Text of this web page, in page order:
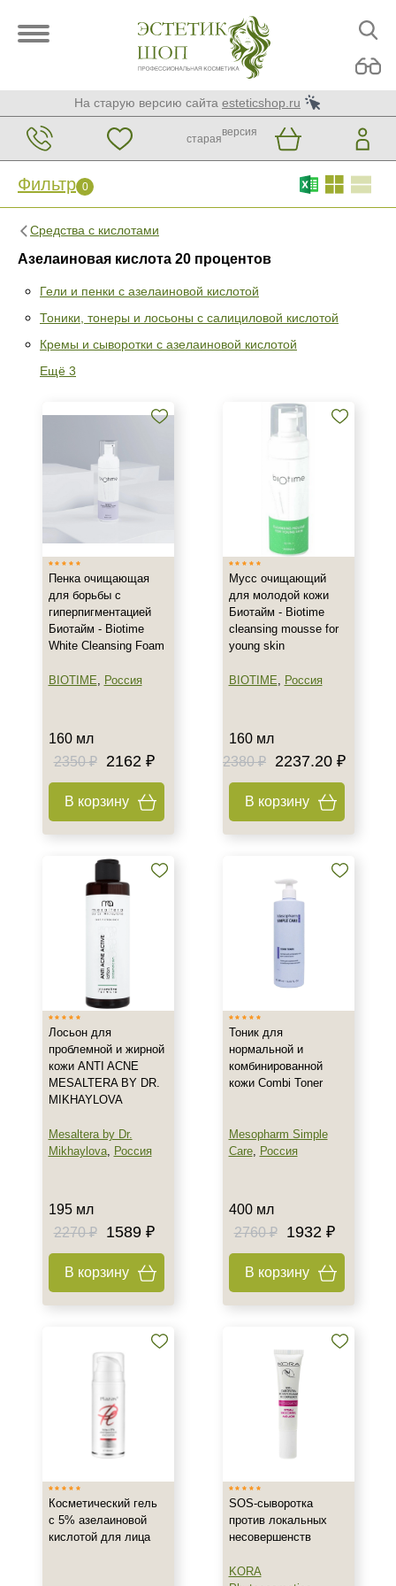
На старую версию сайта esteticshop.ru
старая
версия
Фильтр 0
Средства с кислотами
Азелаиновая кислота 20 процентов
Гели и пенки с азелаиновой кислотой
Тоники, тонеры и лосьоны с салициловой кислотой
Кремы и сыворотки с азелаиновой кислотой
Ещё 3
Фильтр 0
салициловой кислотой
Кремы и сыворотки с
Показать еще
Бренд
BIOTIME
BTpeeL
Christina
Показать еще
Страна
Россия
Тип товара
Гель
Показать еще
Азелаиновый
Мультикислотный
Поверхностно-срединный
Класс косметики
Домашняя
Профессиональная
Тип кожи
Жирная
Зрелая
Показать еще
Возраст
Любой возраст (от 18 лет)
Восстановление
Матирование
Обезжиривание
Пенка очищающая
для борьбы с
гиперпигментацией
Биотайм - Biotime
White Cleansing Foam
BIOTIME, Россия
160 мл
2350 ₽
2162 ₽
В корзину
Мусс очищающий
для молодой кожи
Биотайм - Biotime
cleansing mousse for
young skin
BIOTIME, Россия
160 мл
2380 ₽
2237.20 ₽
В корзину
Лосьон для
проблемной и жирной
кожи ANTI ACNE
MESALTERA BY DR.
MIKHAYLOVA
Mesaltera by Dr.
Mikhaylova, Россия
195 мл
2270 ₽
1589 ₽
В корзину
Тоник для
нормальной и
комбинированной
кожи Combi Toner
Mesopharm Simple
Care, Россия
400 мл
2760 ₽
1932 ₽
В корзину
Косметический гель
с 5% азелаиновой
кислотой для лица
SOS-сыворотка
против локальных
несовершенств
KORA